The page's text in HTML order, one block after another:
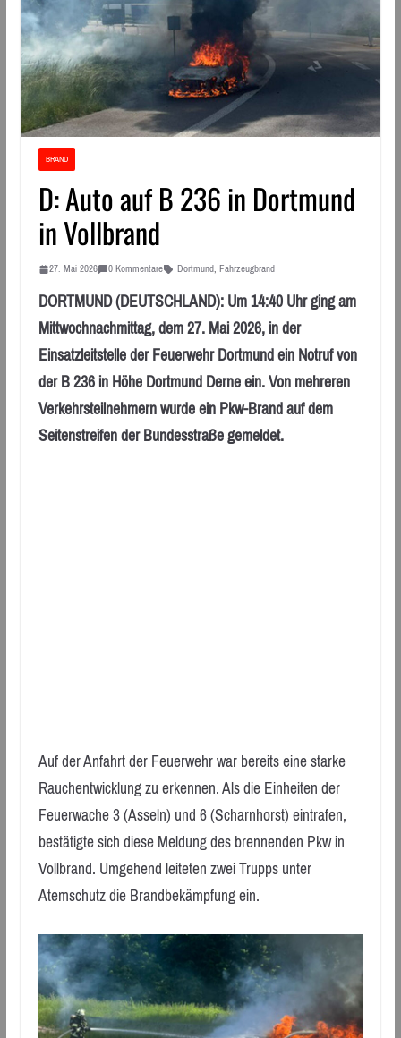
BRAND
D: Auto auf B 236 in Dortmund
in Vollbrand
27. Mai 2026 0 Kommentare Dortmund, Fahrzeugbrand
DORTMUND (DEUTSCHLAND): Um 14:40 Uhr ging am
Mittwochnachmittag, dem 27. Mai 2026, in der
Einsatzleitstelle der Feuerwehr Dortmund ein Notruf von
der B 236 in Höhe Dortmund Derne ein. Von mehreren
Verkehrsteilnehmern wurde ein Pkw-Brand auf dem
Seitenstreifen der Bundesstraße gemeldet.
Auf der Anfahrt der Feuerwehr war bereits eine starke
Rauchentwicklung zu erkennen. Als die Einheiten der
Feuerwache 3 (Asseln) und 6 (Scharnhorst) eintrafen,
bestätigte sich diese Meldung des brennenden Pkw in
Vollbrand. Umgehend leiteten zwei Trupps unter
Atemschutz die Brandbekämpfung ein.